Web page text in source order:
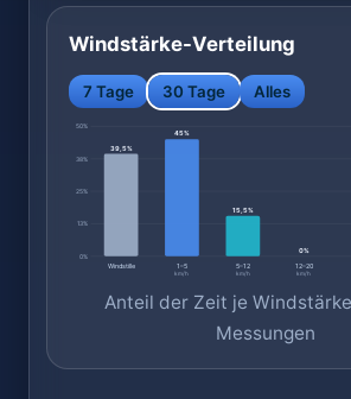
Windstärke-Verteilung
7 Tage 30 Tage Alles
50%
38%
25%
13%
0%
39,5%
Windstille
45%
1–5
km/h
15,5%
5–12
km/h
0%
12–20
km/h
Anteil der Zeit je Windstärke
Messungen